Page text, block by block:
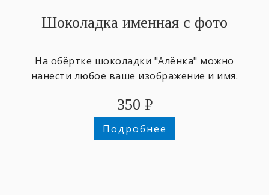
Шоколадка именная с фото
На обёртке шоколадки "Алёнка" можно
нанести любое ваше изображение и имя.
350 ₽
Подробнее